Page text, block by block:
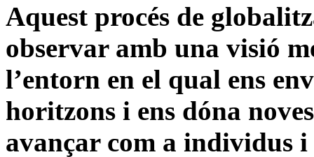
Aquest procés de
observar amb una visió
l’entorn en el qual ens
horitzons i ens dóna
avançar com a individus